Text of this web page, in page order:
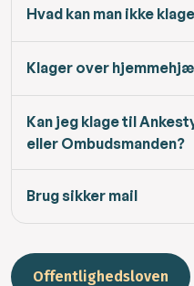
Hvad kan man ikke
Klager over
Kan jeg klage til
eller Ombudsmanden?
Brug sikker mail
Offentlighedsloven